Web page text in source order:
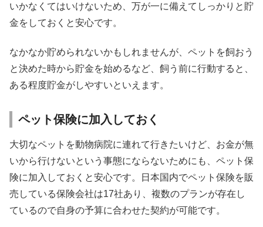
いかなくてはいけないため、万が一に備えてしっかりと貯
金をしておくと安心です。
なかなか貯められないかもしれませんが、ペットを飼おう
と決めた時から貯金を始めるなど、飼う前に行動すると、
ある程度貯金がしやすいといえます。
ペット保険に加入しておく
大切なペットを動物病院に連れて行きたいけど、お金が無
いから行けないという事態にならないためにも、ペット保
険に加入しておくと安心です。日本国内でペット保険を販
売している保険会社は17社あり、複数のプランが存在し
ているので自身の予算に合わせた契約が可能です。